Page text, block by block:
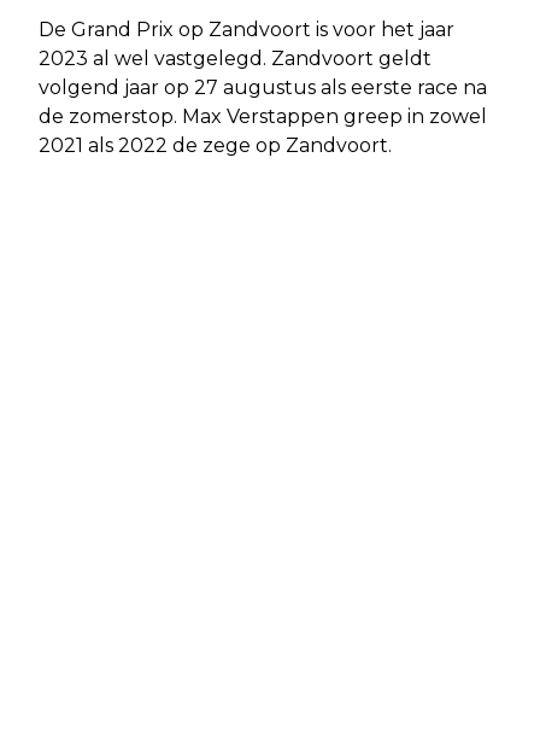
De Grand Prix op Zandvoort is voor het jaar
2023 al wel vastgelegd. Zandvoort geldt
volgend jaar op 27 augustus als eerste race na
de zomerstop. Max Verstappen greep in zowel
2021 als 2022 de zege op Zandvoort.